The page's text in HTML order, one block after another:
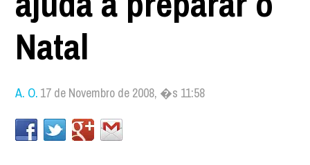
Natal
A. O. 17 de Novembro de 2008, �s 11:58